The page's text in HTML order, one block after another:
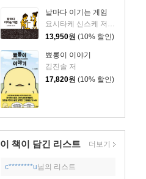
날마다 이기는 게임
요시타케 신스케 저/이소담 역
13,950원 (10% 할인)
뾰롱이 이야기
김진솔 저
17,820원 (10% 할인)
이 책이 담긴 리스트 더보기
c********u님의 리스트